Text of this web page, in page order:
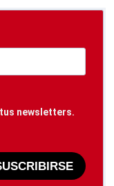
newsletters.